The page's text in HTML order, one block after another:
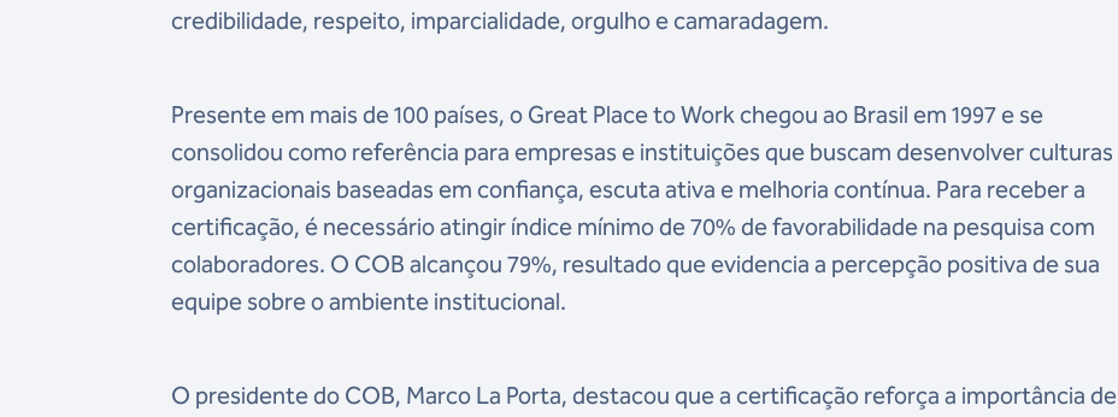
credibilidade, respeito, imparcialidade, orgulho e camaradagem.
Presente em mais de 100 países, o Great Place to Work chegou ao Brasil em 1997 e se
consolidou como referência para empresas e instituições que buscam desenvolver culturas
organizacionais baseadas em confiança, escuta ativa e melhoria contínua. Para receber a
certificação, é necessário atingir índice mínimo de 70% de favorabilidade na pesquisa com
colaboradores. O COB alcançou 79%, resultado que evidencia a percepção positiva de sua
equipe sobre o ambiente institucional.
O presidente do COB, Marco La Porta, destacou que a certificação reforça a importância de